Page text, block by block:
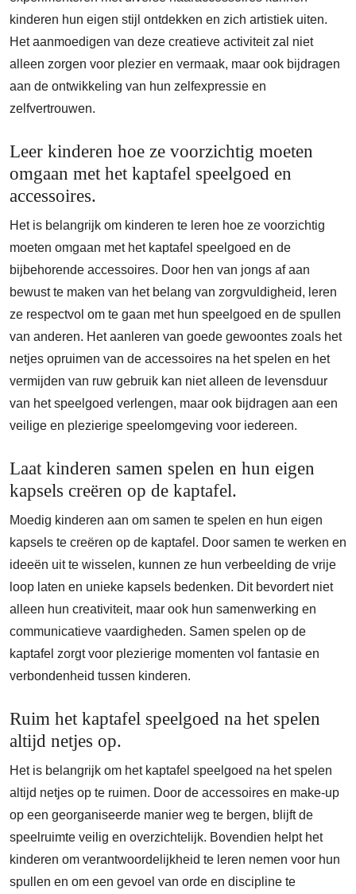
kinderen hun eigen stijl ontdekken en zich artistiek uiten.
Het aanmoedigen van deze creatieve activiteit zal niet
alleen zorgen voor plezier en vermaak, maar ook bijdragen
aan de ontwikkeling van hun zelfexpressie en
zelfvertrouwen.
Leer kinderen hoe ze voorzichtig moeten
omgaan met het kaptafel speelgoed en
accessoires.
Het is belangrijk om kinderen te leren hoe ze voorzichtig
moeten omgaan met het kaptafel speelgoed en de
bijbehorende accessoires. Door hen van jongs af aan
bewust te maken van het belang van zorgvuldigheid, leren
ze respectvol om te gaan met hun speelgoed en de spullen
van anderen. Het aanleren van goede gewoontes zoals het
netjes opruimen van de accessoires na het spelen en het
vermijden van ruw gebruik kan niet alleen de levensduur
van het speelgoed verlengen, maar ook bijdragen aan een
veilige en plezierige speelomgeving voor iedereen.
Laat kinderen samen spelen en hun eigen
kapsels creëren op de kaptafel.
Moedig kinderen aan om samen te spelen en hun eigen
kapsels te creëren op de kaptafel. Door samen te werken en
ideeën uit te wisselen, kunnen ze hun verbeelding de vrije
loop laten en unieke kapsels bedenken. Dit bevordert niet
alleen hun creativiteit, maar ook hun samenwerking en
communicatieve vaardigheden. Samen spelen op de
kaptafel zorgt voor plezierige momenten vol fantasie en
verbondenheid tussen kinderen.
Ruim het kaptafel speelgoed na het spelen
altijd netjes op.
Het is belangrijk om het kaptafel speelgoed na het spelen
altijd netjes op te ruimen. Door de accessoires en make-up
op een georganiseerde manier weg te bergen, blijft de
speelruimte veilig en overzichtelijk. Bovendien helpt het
kinderen om verantwoordelijkheid te leren nemen voor hun
spullen en om een gevoel van orde en discipline te